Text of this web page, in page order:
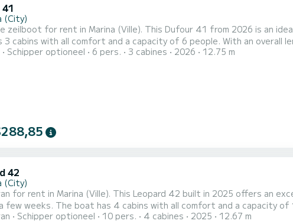
(City)
zeilboot for rent in Marina (Ville). This Dufour 41 from 2026 is an ideal
3 cabins with all comfort and a capacity of 6 people. With an overall
vacation on the water in the surroundings of Marina (Ville) Voor uw comfort heeft 3 toiletten met douche aan
Schipper optioneel 6 pers. 3 cabines 2026 12.75 m
42
(City)
for rent in Marina (Ville). This Leopard 42 built in 2025 offers an
and a capacity of 10 people. With an overall length of 13 meters, it
best ally to spend an exceptional vacation on the water in the surroundings of Marina
Schipper optioneel 10 pers. 4 cabines 2025 12.67 m